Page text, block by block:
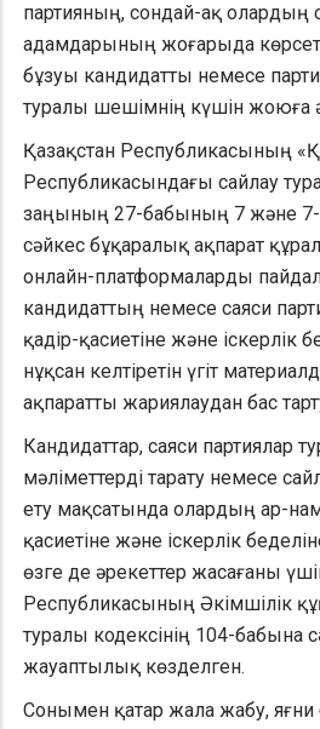
партияның, сондай-ақ олардың
адамдарының жоғарыда
бұзуы кандидатты немесе
туралы шешімнің күшін жоюға
Қазақстан Республикасының
Республикасындағы сайлау
заңының 27-бабының 7 және 7-
сәйкес бұқаралық ақпарат
онлайн-платформаларды
кандидаттың немесе саяси
қадір-қасиетіне және іскерлік
нұқсан келтіретін үгіт
ақпаратты жариялаудан бас
Кандидаттар, саяси партиялар
мәліметтерді тарату немесе
ету мақсатында олардың ар-
қасиетіне және іскерлік
өзге де әрекеттер жасағаны
Республикасының Әкімшілік
туралы кодексінің 104-бабына
жауаптылық көзделген.
Сонымен қатар жала жабу,